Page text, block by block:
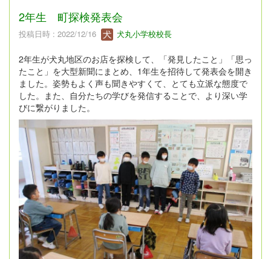
2年生 町探検発表会
投稿日時 : 2022/12/16 犬丸小学校校長
2年生が犬丸地区のお店を探検して、「発見したこと」「思っ
たこと」を大型新聞にまとめ、1年生を招待して発表会を開き
ました。姿勢もよく声も聞きやすくて、とても立派な態度で
した。また、自分たちの学びを発信することで、より深い学
びに繋がりました。